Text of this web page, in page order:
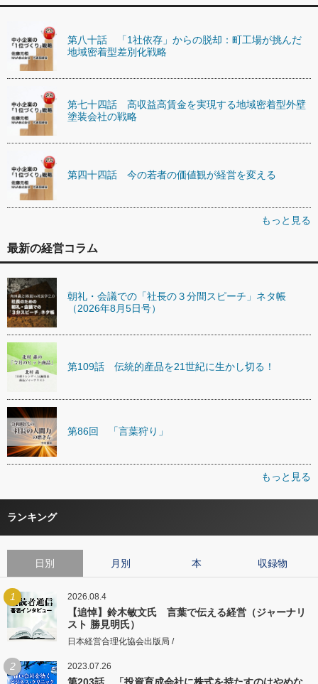
第八十話 「1社依存」からの脱却：町工場が挑んだ
地域密着型差別化戦略
第七十四話 高収益高賃金を実現する地域密着型外壁
塗装会社の戦略
第四十四話 今の若者の価値観が経営を変える
もっと見る
最新の経営コラム
朝礼・会議での「社長の３分間スピーチ」ネタ帳
（2026年8月5日号）
第109話 伝統的産品を21世紀に生かし切る！
第86回 「言葉狩り」
もっと見る
ランキング
日別 月別 本 収録物
1 2026.08.4
【追悼】鈴木敏文氏 言葉で伝える経営（ジャーナリ
スト 勝見明氏）
日本経営合理化協会出版局 /
2 2023.07.26
第203話 「投資育成会社に株式を持たすのはやめな